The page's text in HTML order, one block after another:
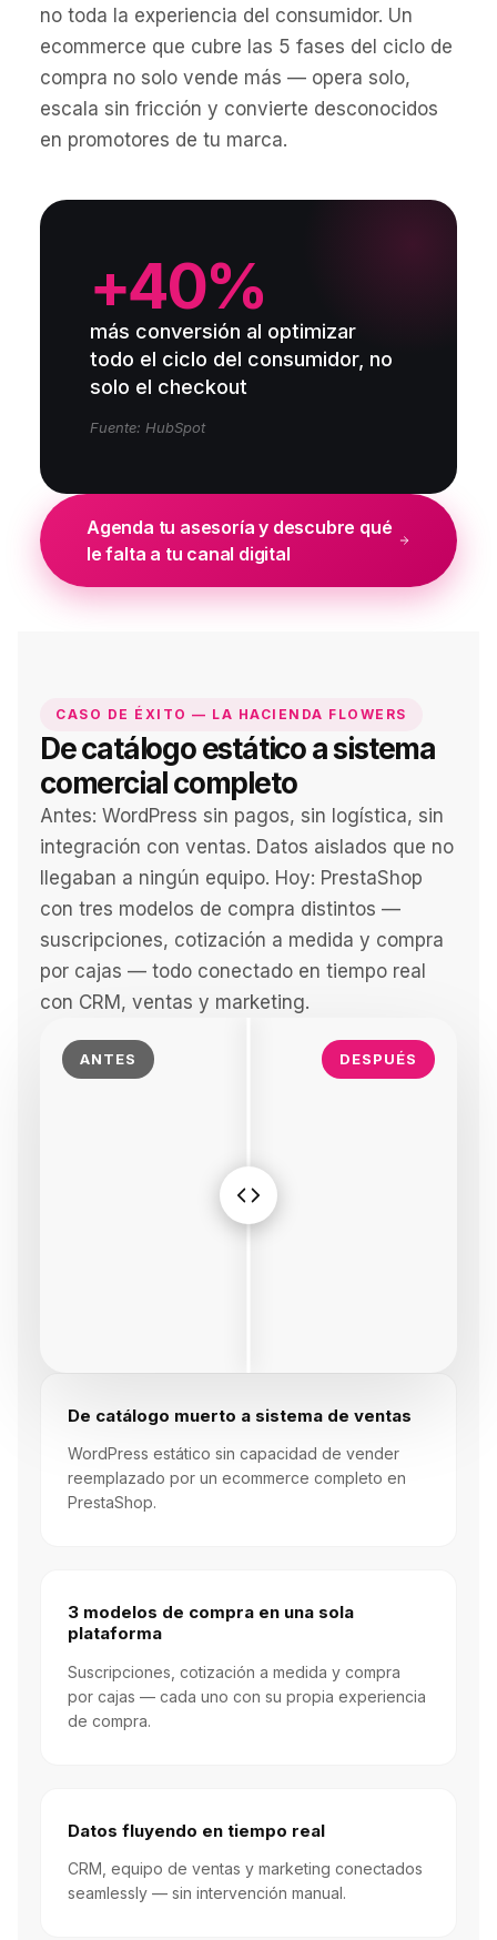
no toda la experiencia del consumidor. Un
ecommerce que cubre las 5 fases del ciclo de
compra no solo vende más — opera solo,
escala sin fricción y convierte desconocidos
en promotores de tu marca.
+40%
más conversión al optimizar
todo el ciclo del consumidor, no
solo el checkout
Fuente: HubSpot
Agenda tu asesoría y descubre qué
le falta a tu canal digital
CASO DE ÉXITO — LA HACIENDA FLOWERS
De catálogo estático a sistema
comercial completo
Antes: WordPress sin pagos, sin logística, sin
integración con ventas. Datos aislados que no
llegaban a ningún equipo. Hoy: PrestaShop
con tres modelos de compra distintos —
suscripciones, cotización a medida y compra
por cajas — todo conectado en tiempo real
con CRM, ventas y marketing.
ANTES DESPUÉS
De catálogo muerto a sistema de ventas
WordPress estático sin capacidad de vender
reemplazado por un ecommerce completo en
PrestaShop.
3 modelos de compra en una sola
plataforma
Suscripciones, cotización a medida y compra
por cajas — cada uno con su propia experiencia
de compra.
Datos fluyendo en tiempo real
CRM, equipo de ventas y marketing conectados
seamlessly — sin intervención manual.